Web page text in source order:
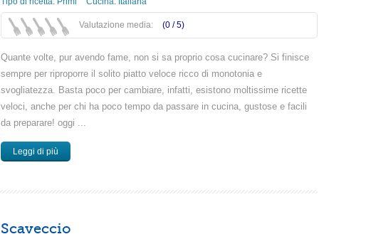
Valutazione media: (0 /5)
Quante volte, pur avendo fame, non si sa proprio cosa cucinare? Si finisce
sempre per riproporre il solito piatto veloce ricco di monotonia e
svogliatezza. Basta poco per cambiare, infatti, esistono moltissime ricette
veloci, anche per chi ha poco tempo da passare in cucina, gustose e facili
da preparare! oggi ...
Leggi di più
Scaveccio